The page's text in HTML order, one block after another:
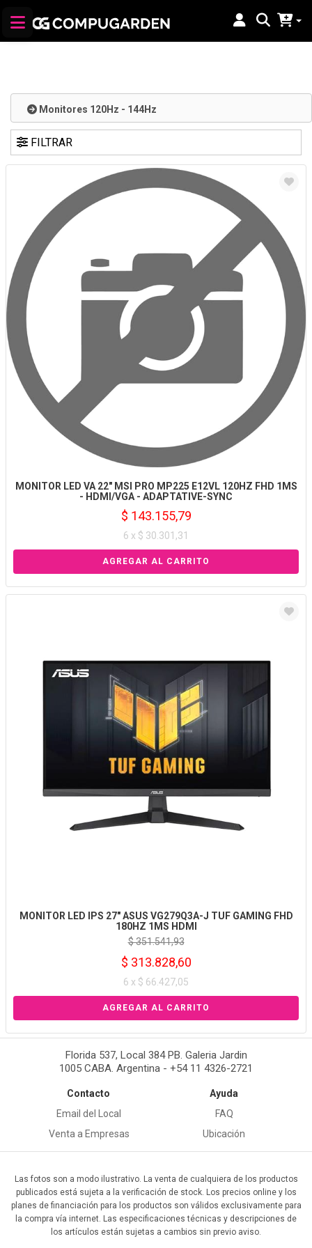
Monitores 120Hz - 144Hz
FILTRAR
MONITOR LED VA 22" MSI PRO MP225 E12VL 120HZ FHD 1MS
- HDMI/VGA - ADAPTATIVE-SYNC
$ 143.155,79
6 x $ 30.301,31
MONITOR LED IPS 27" ASUS VG279Q3A-J TUF GAMING FHD
180HZ 1MS HDMI
$ 351.541,93
$ 313.828,60
6 x $ 66.427,05
Florida 537, Local 384 PB. Galeria Jardin
1005 CABA. Argentina - +54 11 4326-2721
Contacto
Email del Local
Venta a Empresas
Ayuda
FAQ
Ubicación
Las fotos son a modo ilustrativo. La venta de cualquiera de los productos
publicados está sujeta a la verificación de stock. Los precios online y los
planes de financiación para los productos son válidos exclusivamente para
la compra vía internet. Las especificaciones técnicas y descripciones de
los artículos están sujetas a cambios sin previo aviso.